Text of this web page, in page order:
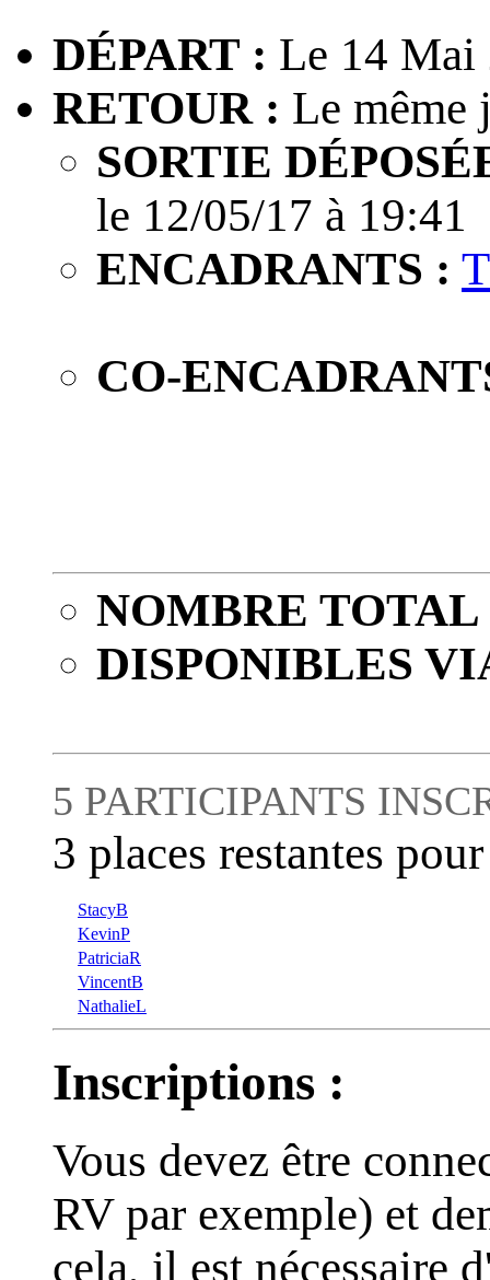
DÉPART : Le 14 Mai
RETOUR : Le même
SORTIE
le 12/05/17 à 19:41
ENCADRANTS :
CO-
NOMBRE TOTAL
DISPONIBLES
5 PARTICIPANTS
3 places restantes
StacyB
KevinP
PatriciaR
VincentB
NathalieL
Inscriptions :
Vous devez être
RV par exemple) et
cela, il est nécessaire